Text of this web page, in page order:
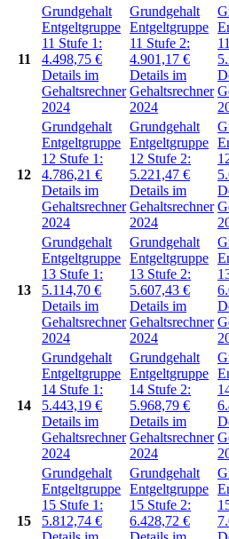
11
Grundgehalt
Entgeltgruppe
11 Stufe 1:
4.498,75 €
Details im
Gehaltsrechner
2024
Grundgehalt
Entgeltgruppe
11 Stufe 2:
4.901,17 €
Details im
Gehaltsrechner
2024
11
12
Grundgehalt
Entgeltgruppe
12 Stufe 1:
4.786,21 €
Details im
Gehaltsrechner
2024
Grundgehalt
Entgeltgruppe
12 Stufe 2:
5.221,47 €
Details im
Gehaltsrechner
2024
13
Grundgehalt
Entgeltgruppe
13 Stufe 1:
5.114,70 €
Details im
Gehaltsrechner
2024
Grundgehalt
Entgeltgruppe
13 Stufe 2:
5.607,43 €
Details im
Gehaltsrechner
2024
14
Grundgehalt
Entgeltgruppe
14 Stufe 1:
5.443,19 €
Details im
Gehaltsrechner
2024
Grundgehalt
Entgeltgruppe
14 Stufe 2:
5.968,79 €
Details im
Gehaltsrechner
2024
15
Grundgehalt
Entgeltgruppe
15 Stufe 1:
5.812,74 €
Grundgehalt
Entgeltgruppe
15 Stufe 2:
6.428,72 €